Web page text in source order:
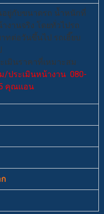
อยู่กับขนาดรถ น้ำหนักที่
งานจริง โดยทั่วไปรถ
ทต่อวันขึ้นไป รถเฮี๊ยบ
มินราคาที่เหมาะสม
/ประเมินหน้างาน 080-
คุณเเอน